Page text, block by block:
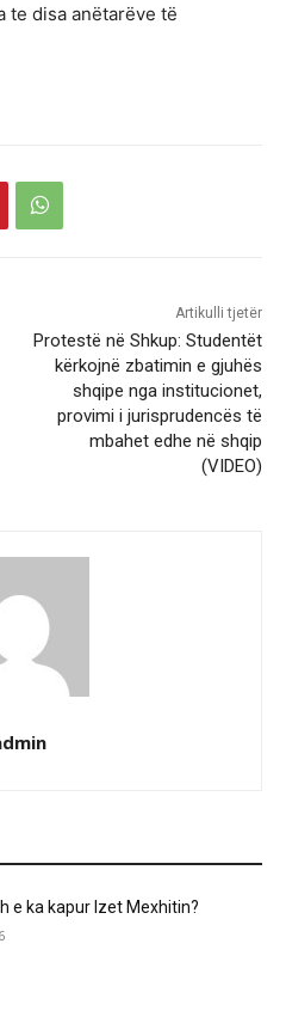
te disa anëtarëve të
Artikulli tjetër
Protestë në Shkup: Studentët
kërkojnë zbatimin e gjuhës
shqipe nga institucionet,
provimi i jurisprudencës të
mbahet edhe në shqip
(VIDEO)
e ka kapur Izet Mexhitin?